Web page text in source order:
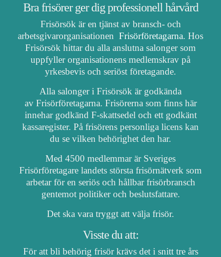
Bra frisörer ger dig professionell hårvård
Frisörsök är en tjänst av bransch- och
arbetsgivarorganisationen Frisörföretagarna. Hos
Frisörsök hittar du alla anslutna salonger som
uppfyller organisationens medlemskrav på
yrkesbevis och seriöst företagande.
Alla salonger i Frisörsök är godkända
av Frisörföretagarna. Frisörerna som finns här
innehar godkänd F-skattsedel och ett godkänt
kassaregister. På frisörens personliga licens kan
du se vilken behörighet den har.
Med 4500 medlemmar är Sveriges
Frisörföretagare landets största frisörnätverk som
arbetar för en seriös och hållbar frisörbransch
gentemot politiker och beslutsfattare.
Det ska vara tryggt att välja frisör.
Visste du att:
För att bli behörig frisör krävs det i snitt tre års